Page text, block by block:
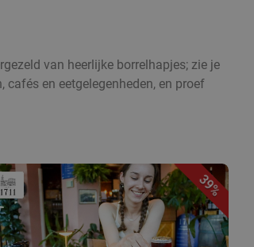
van heerlijke borrelhapjes; zie je
en eetgelegenheden, en proef
39%